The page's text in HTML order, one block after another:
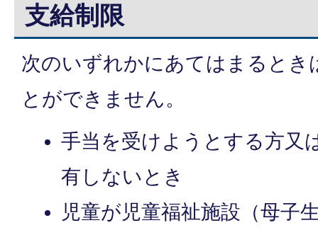
支給制限
次のいずれかにあてはまるとき
とができません。
手当を受けようとする方又
有しないとき
児童が児童福祉施設（母子